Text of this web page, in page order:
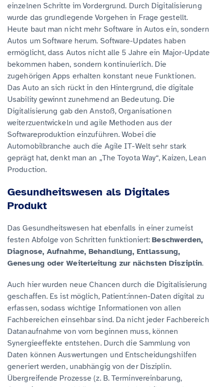
einzelnen Schritte im Vordergrund. Durch Digitalisierung
wurde das grundlegende Vorgehen in Frage gestellt.
Heute baut man nicht mehr Software in Autos ein, sondern
Autos um Software herum. Software-Updates haben
ermöglicht, dass Autos nicht alle 5 Jahre ein Major-Update
bekommen haben, sondern kontinuierlich. Die
zugehörigen Apps erhalten konstant neue Funktionen.
Das Auto an sich rückt in den Hintergrund, die digitale
Usability gewinnt zunehmend an Bedeutung. Die
Digitalisierung gab den Anstoß, Organisationen
weiterzuentwickeln und agile Methoden aus der
Softwareproduktion einzuführen. Wobei die
Automobilbranche auch die Agile IT-Welt sehr stark
geprägt hat, denkt man an „The Toyota Way“, Kaizen, Lean
Production.
Gesundheitswesen als Digitales
Produkt
Das Gesundheitswesen hat ebenfalls in einer zumeist
festen Abfolge von Schritten funktioniert:Beschwerden,
Diagnose, Aufnahme, Behandlung, Entlassung,
Genesung oder Weiterleitung zur nächsten Disziplin.
Auch hier wurden neue Chancen durch die Digitalisierung
geschaffen. Es ist möglich, Patient:innen-Daten digital zu
erfassen, sodass wichtige Informationen von allen
Fachbereichen einsehbar sind. Da nicht jeder Fachbereich
Datanaufnahme von vorn beginnen muss, können
Synergieeffekte entstehen. Durch die Sammlung von
Daten können Auswertungen und Entscheidungshilfen
generiert werden, unabhängig von der Disziplin.
Übergreifende Prozesse (z. B. Terminvereinbarung,